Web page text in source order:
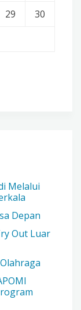
29
30
Melalui
Depan
Out Luar